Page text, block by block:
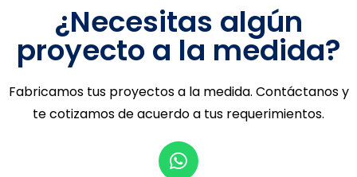
¿Necesitas algún
proyecto a la medida?
Fabricamos tus proyectos a la medida. Contáctanos y
te cotizamos de acuerdo a tus requerimientos.